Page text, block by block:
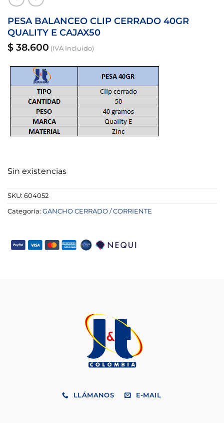
PESA BALANCEO CLIP CERRADO 40GR
QUALITY E CAJAX50
$ 38.600 (IVA Incluido)
Sin existencias
SKU: 604052
Categoría: GANCHO CERRADO / CORRIENTE
LLÁMANOS E-MAIL